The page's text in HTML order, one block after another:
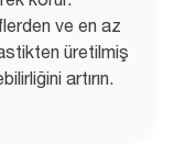
ve en az
üretilmiş
artırın.